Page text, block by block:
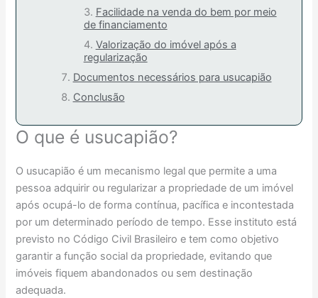
Facilidade na venda do bem por meio
de financiamento
Valorização do imóvel após a
regularização
Documentos necessários para usucapião
Conclusão
O que é usucapião?
O usucapião é um mecanismo legal que permite a uma
pessoa adquirir ou regularizar a propriedade de um imóvel
após ocupá-lo de forma contínua, pacífica e incontestada
por um determinado período de tempo. Esse instituto está
previsto no Código Civil Brasileiro e tem como objetivo
garantir a função social da propriedade, evitando que
imóveis fiquem abandonados ou sem destinação
adequada.